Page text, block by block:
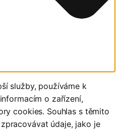
služby, používáme k
o zařízení,
cookies. Souhlas s těmito
údaje, jako je